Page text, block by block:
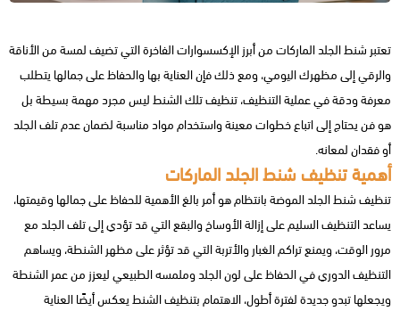
تعتبر شنط الجلد الماركات من أبرز الإكسسوارات الفاخرة التي تضيف لمسة من الأناقة
والرقي إلى مظهرك اليومي، ومع ذلك فإن العناية بها والحفاظ على جمالها يتطلب
معرفة ودقة في عملية التنظيف، تنظيف تلك الشنط ليس مجرد مهمة بسيطة بل
هو فن يحتاج إلى اتباع خطوات معينة واستخدام مواد مناسبة لضمان عدم تلف الجلد
أو فقدان لمعانه.
أهمية تنظيف شنط الجلد الماركات
تنظيف شنط الجلد الموضة بانتظام هو أمر بالغ الأهمية للحفاظ على جمالها وقيمتها،
يساعد التنظيف السليم على إزالة الأوساخ والبقع التي قد تؤدي إلى تلف الجلد مع
مرور الوقت، ويمنع تراكم الغبار والأتربة التي قد تؤثر على مظهر الشنطة، ويساهم
التنظيف الدوري في الحفاظ على لون الجلد وملمسه الطبيعي ليعزز من عمر الشنطة
ويجعلها تبدو جديدة لفترة أطول، الاهتمام بتنظيف الشنط يعكس أيضًا العناية